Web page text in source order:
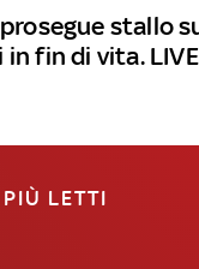
stallo
in fin di vita. LIVE
LETTI